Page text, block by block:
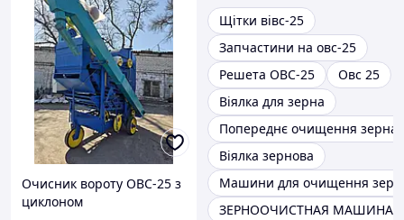
Очисник вороту ОВС-25 з
циклоном
Щітки вівс-25
Запчастини на овс-25
Решета ОВС-25
Овс 25
Віялка для зерна
Попереднє очищення зерна
Віялка зернова
Машини для очищення
ЗЕРНООЧИСТНАЯ МАШИНА